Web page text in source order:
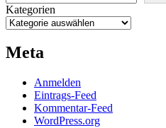
Kategorien
Meta
Anmelden
Eintrags-Feed
Kommentar-Feed
WordPress.org